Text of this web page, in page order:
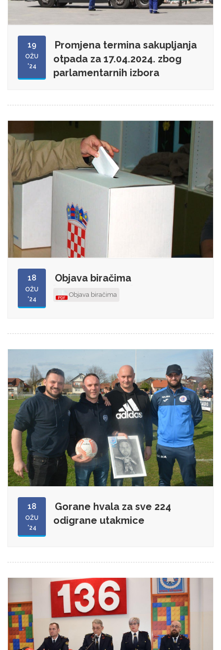
19
OŽU
'24
Promjena termina sakupljanja
otpada za 17.04.2024. zbog
parlamentarnih izbora
18
OŽU
'24
Objava biračima
Objava biračima
18
OŽU
'24
Gorane hvala za sve 224
odigrane utakmice